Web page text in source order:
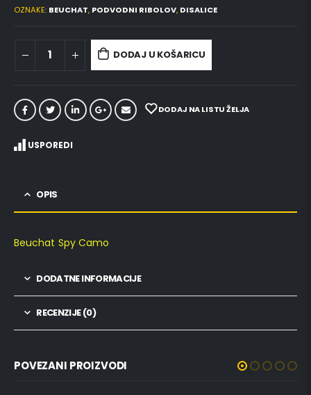
OZNAKE: BEUCHAT, PODVODNI RIBOLOV, DISALICE
DODAJ U KOŠARICU
DODAJ NA LISTU ŽELJA
USPOREDI
OPIS
Beuchat Spy Camo
DODATNE INFORMACIJE
RECENZIJE (0)
POVEZANI PROIZVODI